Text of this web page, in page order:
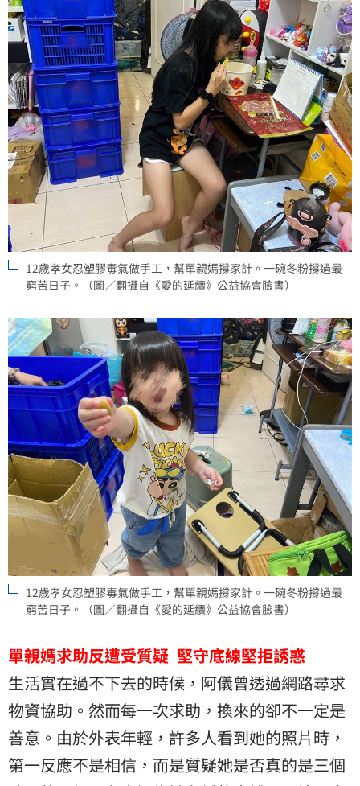
12歲孝女忍塑膠毒氣做手工，幫單親媽撐家計。一碗冬粉撐過最
窮苦日子。（圖／翻攝自《愛的延續》公益協會臉書）
12歲孝女忍塑膠毒氣做手工，幫單親媽撐家計。一碗冬粉撐過最
窮苦日子。（圖／翻攝自《愛的延續》公益協會臉書）
單親媽求助反遭受質疑 堅守底線堅拒誘惑
生活實在過不下去的時候，阿儀曾透過網路尋求
物資協助。然而每一次求助，換來的卻不一定是
善意。由於外表年輕，許多人看到她的照片時，
第一反應不是相信，而是質疑她是否真的是三個